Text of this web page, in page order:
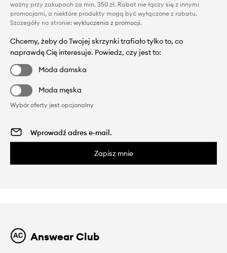
ważny przy zakupach za min. 350 zł. Rabat nie łączy się z innymi
promocjami, a niektóre produkty mogą być wyłączone z rabatu.
Szczegóły na stronie: wykluczenia z promocji.
Chcemy, żeby do Twojej skrzynki trafiało tylko to, co
naprawdę Cię interesuje. Powiedz, czy jest to:
Moda damska
Moda męska
Wybór oferty jest opcjonalny
Zapisz mnie
Answear Club